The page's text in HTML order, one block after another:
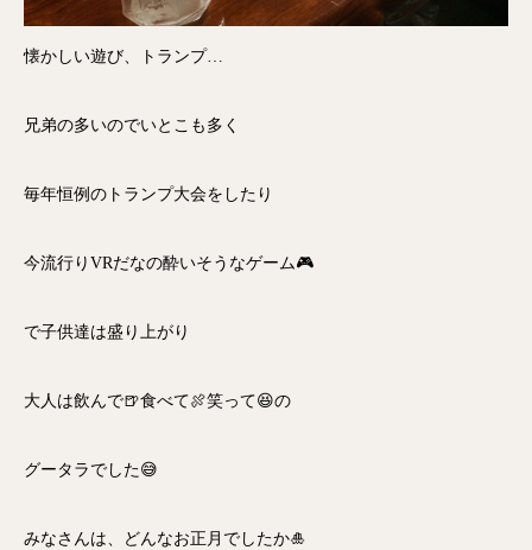
懐かしい遊び、トランプ…
兄弟の多いのでいとこも多く
毎年恒例のトランプ大会をしたり
今流行りVRだなの酔いそうなゲーム🎮
で子供達は盛り上がり
大人は飲んで🍺食べて🍖笑って😆の
グータラでした😅
みなさんは、どんなお正月でしたか🎍